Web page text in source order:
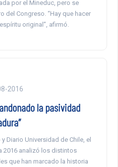
por el Mineduc, pero se
del Congreso. “Hay que hacer
original”, afirmó.
2016
la pasividad
Diario Universidad de Chile, el
2016 analizó los distintos
que han marcado la historia